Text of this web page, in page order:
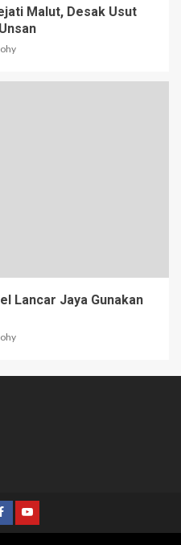
Malut, Desak Usut
Lancar Jaya Gunakan